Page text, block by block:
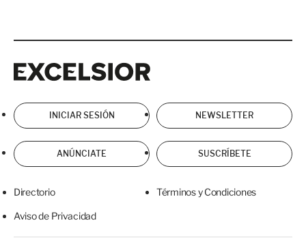
INICIAR SESIÓN NEWSLETTER
ANÚNCIATE SUSCRÍBETE
Directorio Términos y Condiciones
Aviso de Privacidad